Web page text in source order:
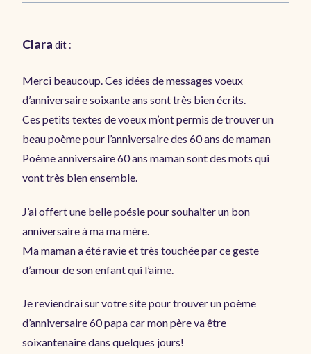
Clara dit :
Merci beaucoup. Ces idées de messages voeux
d’anniversaire soixante ans sont très bien écrits.
Ces petits textes de voeux m’ont permis de trouver un
beau poème pour l’anniversaire des 60 ans de maman
Poème anniversaire 60 ans maman sont des mots qui
vont très bien ensemble.
J’ai offert une belle poésie pour souhaiter un bon
anniversaire à ma ma mère.
Ma maman a été ravie et très touchée par ce geste
d’amour de son enfant qui l’aime.
Je reviendrai sur votre site pour trouver un poème
d’anniversaire 60 papa car mon père va être
soixantenaire dans quelques jours!